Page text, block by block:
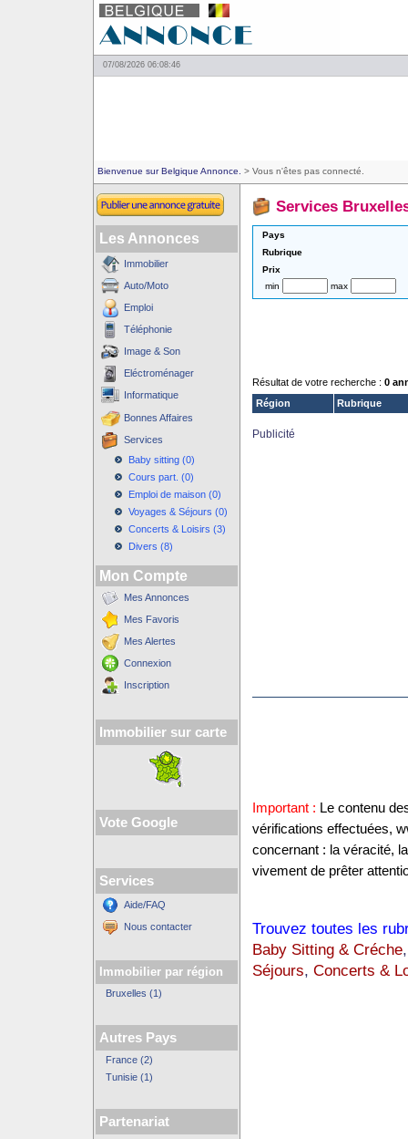
07/08/2026 06:08:46
Bienvenue sur Belgique Annonce. > Vous n'êtes pas connecté.
Les Annonces
Immobilier
Auto/Moto
Emploi
Téléphonie
Image & Son
Eléctroménager
Informatique
Bonnes Affaires
Services
Baby sitting (0)
Cours part. (0)
Emploi de maison (0)
Voyages & Séjours (0)
Concerts & Loisirs (3)
Divers (8)
Mon Compte
Mes Annonces
Mes Favoris
Mes Alertes
Connexion
Inscription
Immobilier sur carte
Vote Google
Services
Aide/FAQ
Nous contacter
Immobilier par région
Bruxelles (1)
Autres Pays
France (2)
Tunisie (1)
Partenariat
Services
Pays
Rubrique
Prix
min
max
Résultat de votre recherche : 0
Région
Rubrique
Publicité
Important : Le contenu
vérifications effectuées,
concernant : la véracité,
vivement de prêter
Trouvez toutes les
Baby Sitting & Créche
Séjours, Concerts &